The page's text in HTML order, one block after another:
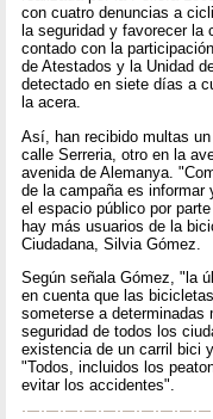
con cuatro denuncias a
la seguridad y favorecer
contado con la
de Atestados y la Unidad
detectado en siete días a
la acera.
Así, han recibido multas
calle Serreria, otro en la
avenida de Alemanya.
de la campaña es
el espacio público por
hay más usuarios de la
Ciudadana, Silvia Gómez.
Según señala Gómez, "la
en cuenta que las
someterse a determinadas
seguridad de todos los
existencia de un carril bici
"Todos, incluidos los
evitar los accidentes".